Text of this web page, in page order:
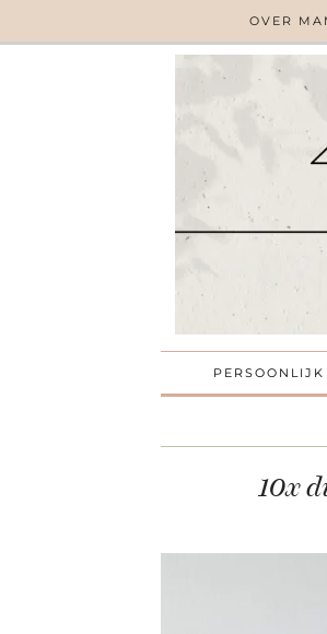
OVER
PERSOONLIJK
10x